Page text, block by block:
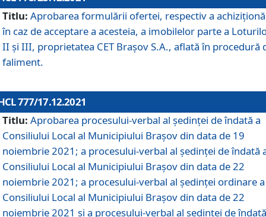
Titlu: Aprobarea formulării ofertei, respectiv a
în caz de acceptare a acesteia, a imobilelor parte a
II și III, proprietatea CET Brașov S.A., aflată în procedură
faliment.
777/17.12.2021
Titlu: Aprobarea procesului-verbal al şedinţei de îndată a
Consiliului Local al Municipiului Braşov din data de 19
noiembrie 2021; a procesului-verbal al şedinţei de îndată
Consiliului Local al Municipiului Braşov din data de 22
noiembrie 2021; a procesului-verbal al şedinţei ordinare a
Consiliului Local al Municipiului Braşov din data de 22
noiembrie 2021 și a procesului-verbal al şedinţei de